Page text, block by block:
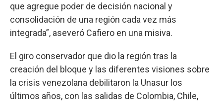
que agregue poder de decisión nacional y
consolidación de una región cada vez más
integrada”, aseveró Cafiero en una misiva.
El giro conservador que dio la región tras la
creación del bloque y las diferentes visiones sobre
la crisis venezolana debilitaron la Unasur los
últimos años, con las salidas de Colombia, Chile,